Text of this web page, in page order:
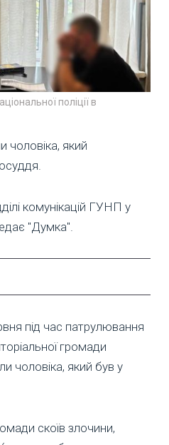
поліції в
чоловіка, який
комунікацій ГУНП у
"Думка".
під час патрулювання
громади
чоловіка, який був у
скоїв злочини,